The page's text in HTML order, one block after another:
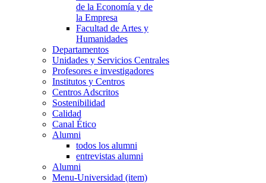
de la Economía y de
la Empresa
Facultad de Artes y
Humanidades
Departamentos
Unidades y Servicios Centrales
Profesores e investigadores
Institutos y Centros
Centros Adscritos
Sostenibilidad
Calidad
Canal Ético
Alumni
todos los alumni
entrevistas alumni
Alumni
Menu-Universidad (item)